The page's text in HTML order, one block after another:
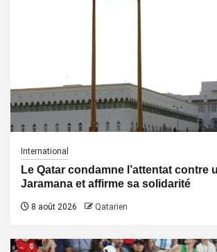
International
Le Qatar condamne l’attentat contre
Jaramana et affirme sa solidarité
8 août 2026 Qatarien